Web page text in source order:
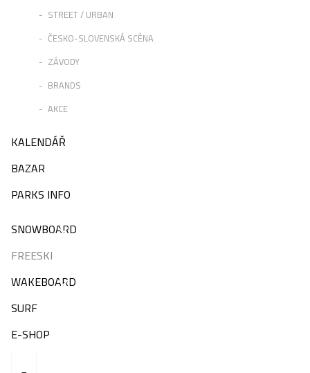
STREET / URBAN
ČESKO-SLOVENSKÁ SCÉNA
ZÁVODY
BRANDS
AKCE
KALENDÁŘ
BAZAR
PARKS INFO
SNOWBOARD
FREESKI
WAKEBOARD
SURF
E-SHOP